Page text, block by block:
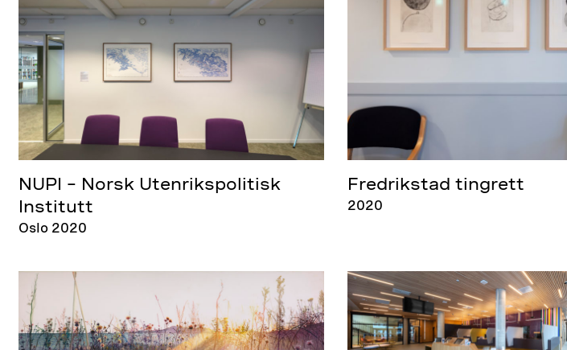
NUPI – Norsk Utenrikspolitisk
Institutt
Oslo 2020
Fredrikstad tingrett
2020